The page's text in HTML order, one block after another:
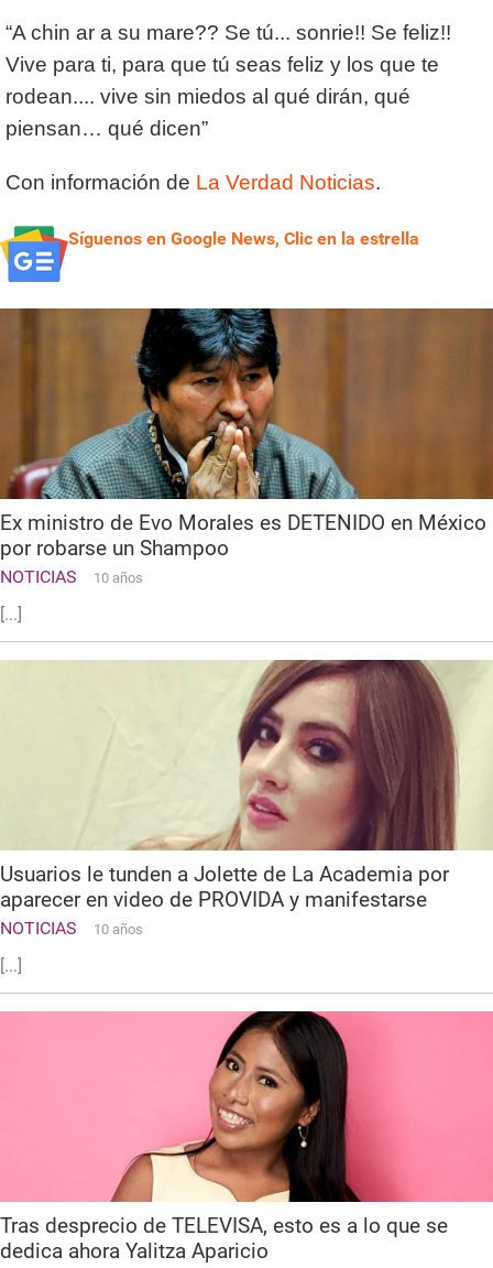
“A chin ar a su mare?? Se tú... sonrie!! Se feliz!!
Vive para ti, para que tú seas feliz y los que te
rodean.... vive sin miedos al qué dirán, qué
piensan… qué dicen”
Con información de La Verdad Noticias.
Síguenos en Google News, Clic en la estrella
Ex ministro de Evo Morales es DETENIDO en México
por robarse un Shampoo
NOTICIAS 10 años
[...]
Usuarios le tunden a Jolette de La Academia por
aparecer en video de PROVIDA y manifestarse
NOTICIAS 10 años
[...]
Tras desprecio de TELEVISA, esto es a lo que se
dedica ahora Yalitza Aparicio